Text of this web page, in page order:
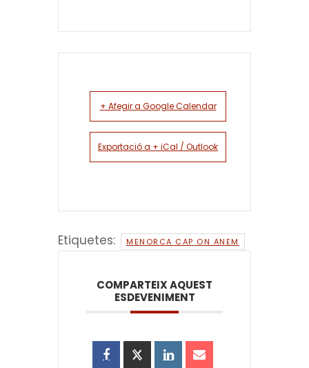
+ Afegir a Google Calendar
Exportació a + iCal / Outlook
Etiquetes: MENORCA CAP ON ANEM
COMPARTEIX AQUEST
ESDEVENIMENT